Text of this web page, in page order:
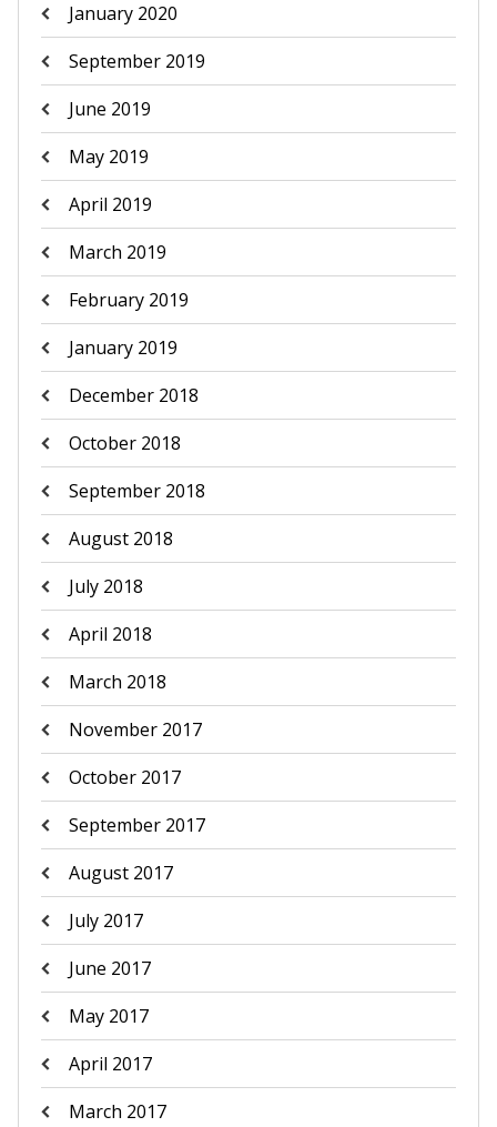
January 2020
September 2019
June 2019
May 2019
April 2019
March 2019
February 2019
January 2019
December 2018
October 2018
September 2018
August 2018
July 2018
April 2018
March 2018
November 2017
October 2017
September 2017
August 2017
July 2017
June 2017
May 2017
April 2017
March 2017